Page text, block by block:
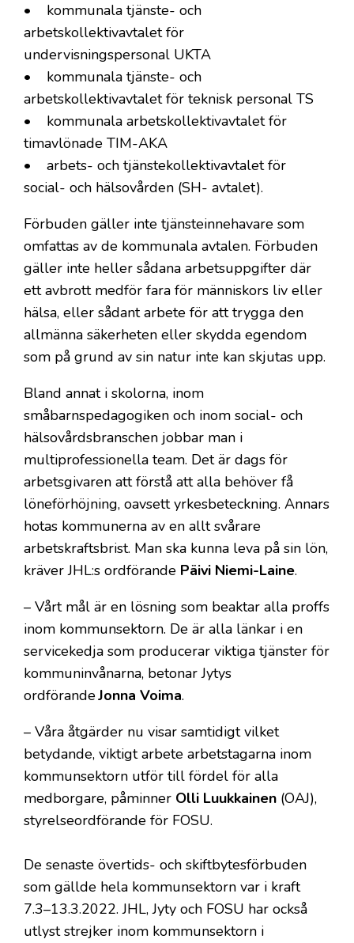
• kommunala tjänste- och
arbetskollektivavtalet för
undervisningspersonal UKTA
• kommunala tjänste- och
arbetskollektivavtalet för teknisk personal TS
• kommunala arbetskollektivavtalet för
timavlönade TIM-AKA
• arbets- och tjänstekollektivavtalet för
social- och hälsovården (SH- avtalet).
Förbuden gäller inte tjänsteinnehavare som
omfattas av de kommunala avtalen. Förbuden
gäller inte heller sådana arbetsuppgifter där
ett avbrott medför fara för människors liv eller
hälsa, eller sådant arbete för att trygga den
allmänna säkerheten eller skydda egendom
som på grund av sin natur inte kan skjutas upp.
Bland annat i skolorna, inom
småbarnspedagogiken och inom social- och
hälsovårdsbranschen jobbar man i
multiprofessionella team. Det är dags för
arbetsgivaren att förstå att alla behöver få
löneförhöjning, oavsett yrkesbeteckning. Annars
hotas kommunerna av en allt svårare
arbetskraftsbrist. Man ska kunna leva på sin lön,
kräver JHL:s ordförande Päivi Niemi-Laine.
– Vårt mål är en lösning som beaktar alla proffs
inom kommunsektorn. De är alla länkar i en
servicekedja som producerar viktiga tjänster för
kommuninvånarna, betonar Jytys
ordförandeJonna Voima.
– Våra åtgärder nu visar samtidigt vilket
betydande, viktigt arbete arbetstagarna inom
kommunsektorn utför till fördel för alla
medborgare, påminner Olli Luukkainen (OAJ),
styrelseordförande för FOSU.
De senaste övertids- och skiftbytesförbuden
som gällde hela kommunsektorn var i kraft
7.3–13.3.2022. JHL, Jyty och FOSU har också
utlyst strejker inom kommunsektorn i